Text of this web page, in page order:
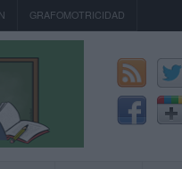
GRAFOMOTRICIDAD